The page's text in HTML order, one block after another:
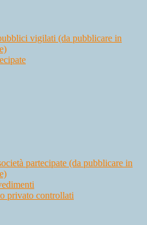
vigilati (da pubblicare in
partecipate (da pubblicare in
privato controllati